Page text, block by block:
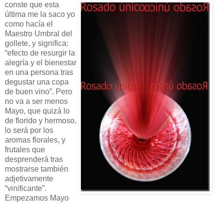
conste que esta
última me la saco yo
como hacía el
Maestro Umbral del
gollete, y significa:
“efecto de resurgir la
alegría y el bienestar
en una persona tras
degustar una copa
de buen vino”. Pero
no va a ser menos
Mayo, que quizá lo
de florido y hermoso,
lo será por los
aromas florales, y
frutales que
desprenderá tras
mostrarse también
adjetivamente
“vinificante”.
Empezamos Mayo